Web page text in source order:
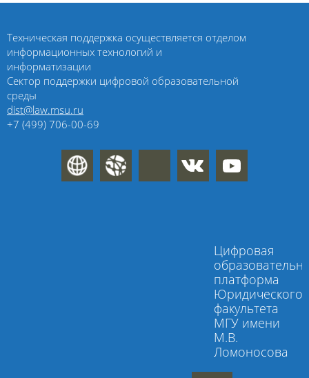
Техническая поддержка осуществляется отделом
информационных технологий и
информатизации
Сектор поддержки цифровой образовательной
среды
dist@law.msu.ru
+7 (499) 706-00-69
Цифровая
платформа
Юридического
факультета
МГУ имени
М.В.
Ломоносова